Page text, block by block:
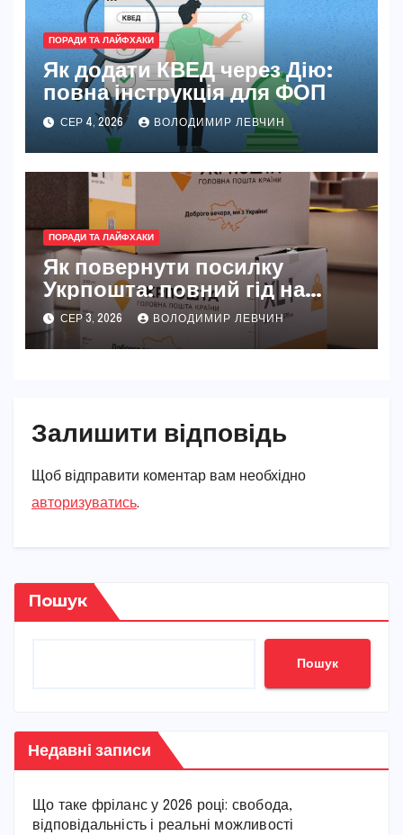
ПОРАДИ ТА ЛАЙФХАКИ
Як додати КВЕД через Дію:
повна інструкція для ФОП
СЕР 4, 2026 ВОЛОДИМИР ЛЕВЧИН
ПОРАДИ ТА ЛАЙФХАКИ
Як повернути посилку
Укрпошта: повний гід на
2026 рік
СЕР 3, 2026 ВОЛОДИМИР ЛЕВЧИН
Залишити відповідь
Щоб відправити коментар вам необхідно
авторизуватись.
Пошук
Пошук
Недавні записи
Що таке фріланс у 2026 році: свобода,
відповідальність і реальні можливості